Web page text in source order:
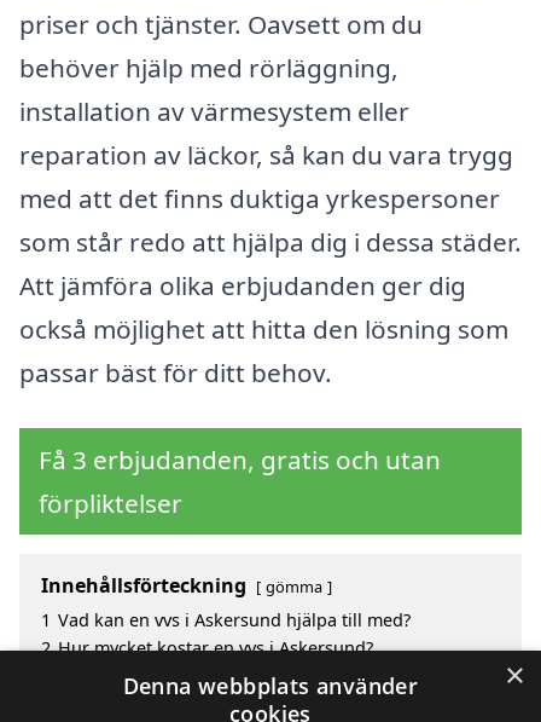
priser och tjänster. Oavsett om du
behöver hjälp med rörläggning,
installation av värmesystem eller
reparation av läckor, så kan du vara trygg
med att det finns duktiga yrkespersoner
som står redo att hjälpa dig i dessa städer.
Att jämföra olika erbjudanden ger dig
också möjlighet att hitta den lösning som
passar bäst för ditt behov.
Få 3 erbjudanden, gratis och utan
förpliktelser
Innehållsförteckning gömma
1 Vad kan en vvs i Askersund hjälpa till med?
2 Hur mycket kostar en vvs i Askersund?
Fördelar med att välja vvs i Askersund
Sök efter en skicklig vvs i de omgivande städerna
×
Denna webbplats använder
cookies